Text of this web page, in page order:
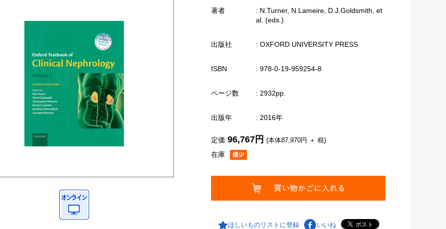
著者
: N.Turner, N.Lameire, D.J.Goldsmith, et
al. (eds.)
出版社 : OXFORD UNIVERSITY PRESS
ISBN : 978-0-19-959254-8
ページ数 : 2932pp.
出版年 : 2016年
在庫
定価 96,767円 (本体87,970円 ＋ 税)
ほしいものリストに登録 いいね